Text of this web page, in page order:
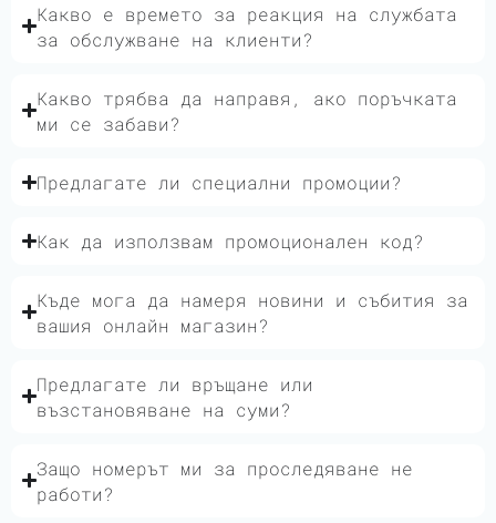
Какво е времето за реакция на службата
за обслужване на клиенти?
Какво трябва да направя, ако поръчката
ми се забави?
Предлагате ли специални промоции?
Как да използвам промоционален код?
Къде мога да намеря новини и събития за
вашия онлайн магазин?
Предлагате ли връщане или
възстановяване на суми?
Защо номерът ми за проследяване не
работи?